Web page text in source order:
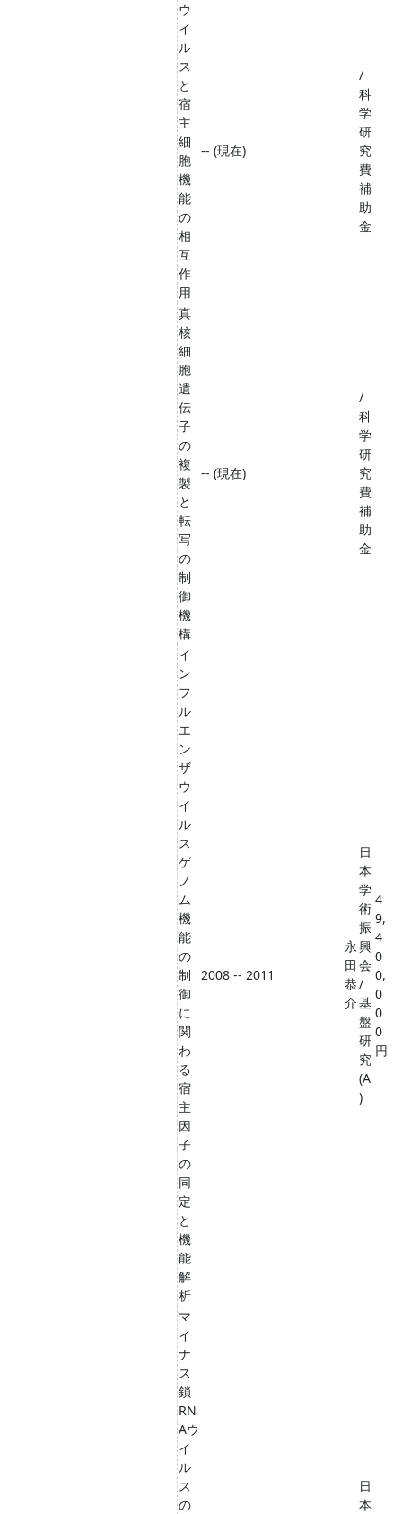
ウ
イ
ル
ス
と
宿
主
細
胞
機
能
の
相
互
作
用
-- (現在)
/
科
学
研
究
費
補
助
金
真
核
細
胞
遺
伝
子
の
複
製
と
転
写
の
制
御
機
構
-- (現在)
/
科
学
研
究
費
補
助
金
イ
ン
フ
ル
エ
ン
ザ
ウ
イ
ル
ス
ゲ
ノ
ム
機
能
の
制
御
に
関
わ
る
宿
主
因
子
の
同
定
と
機
能
解
析
2008 -- 2011
永
田
恭
介
日
本
学
術
振
興
会
/
基
盤
研
究
(A
)
4
9,
4
0
0,
0
0
0
円
マ
イ
ナ
ス
鎖
RN
Aウ
イ
ル
ス
の
日
本